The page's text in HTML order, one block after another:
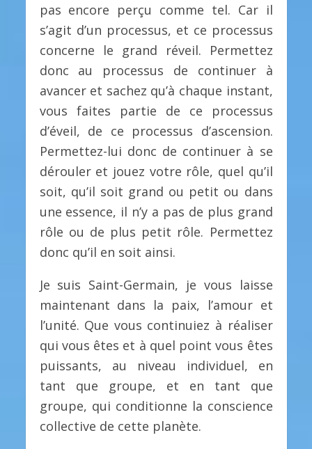
pas encore perçu comme tel. Car il
s’agit d’un processus, et ce processus
concerne le grand réveil. Permettez
donc au processus de continuer à
avancer et sachez qu’à chaque instant,
vous faites partie de ce processus
d’éveil, de ce processus d’ascension.
Permettez-lui donc de continuer à se
dérouler et jouez votre rôle, quel qu’il
soit, qu’il soit grand ou petit ou dans
une essence, il n’y a pas de plus grand
rôle ou de plus petit rôle. Permettez
donc qu’il en soit ainsi.
Je suis Saint-Germain, je vous laisse
maintenant dans la paix, l’amour et
l’unité. Que vous continuiez à réaliser
qui vous êtes et à quel point vous êtes
puissants, au niveau individuel, en
tant que groupe, et en tant que
groupe, qui conditionne la conscience
collective de cette planète.